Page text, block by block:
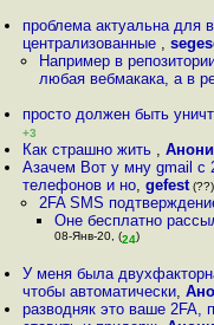
проблема актуальна для
централизованные ,
Например в
любая вебмакака, а в
просто должен быть
+3
Как страшно жить ,
Азачем Вот у мну gmail с
телефонов и но,gefest
2FA SMS
Оне бесплатно
08-Янв-20, (24)
У меня была
чтобы автоматически,
разводняк это ваше 2FA,